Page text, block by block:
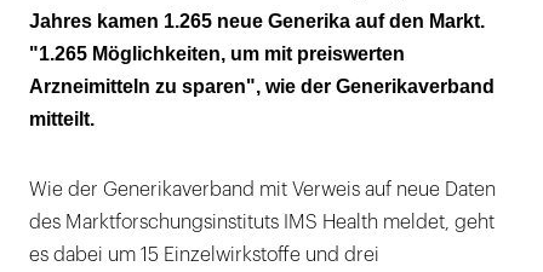
Jahres kamen 1.265 neue Generika auf den Markt.
"1.265 Möglichkeiten, um mit preiswerten
Arzneimitteln zu sparen", wie der Generikaverband
mitteilt.
Wie der Generikaverband mit Verweis auf neue Daten
des Marktforschungsinstituts IMS Health meldet, geht
es dabei um 15 Einzelwirkstoffe und drei